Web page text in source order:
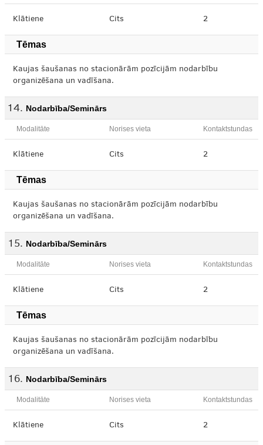
Klātiene Cits 2
Tēmas
Kaujas šaušanas no stacionārām pozīcijām nodarbību
organizēšana un vadīšana.
Nodarbība/Seminārs
Modalitāte Norises vieta Kontaktstundas
Klātiene Cits 2
Tēmas
Kaujas šaušanas no stacionārām pozīcijām nodarbību
organizēšana un vadīšana.
Nodarbība/Seminārs
Modalitāte Norises vieta Kontaktstundas
Klātiene Cits 2
Tēmas
Kaujas šaušanas no stacionārām pozīcijām nodarbību
organizēšana un vadīšana.
Nodarbība/Seminārs
Modalitāte Norises vieta Kontaktstundas
Klātiene Cits 2